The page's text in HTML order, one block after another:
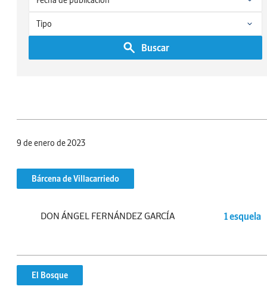
Buscar
9 de enero de 2023
Bárcena de Villacarriedo
DON ÁNGEL FERNÁNDEZ GARCÍA 1 esquela
El Bosque